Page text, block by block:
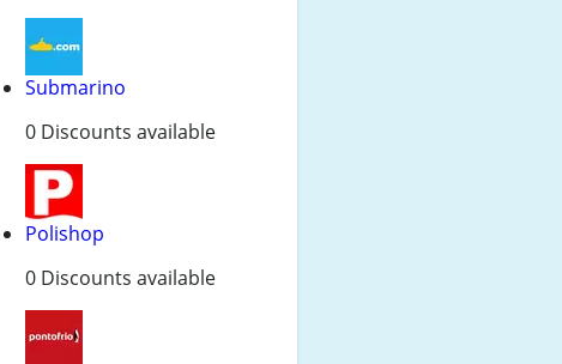
Submarino
0 Discounts available
Polishop
0 Discounts available